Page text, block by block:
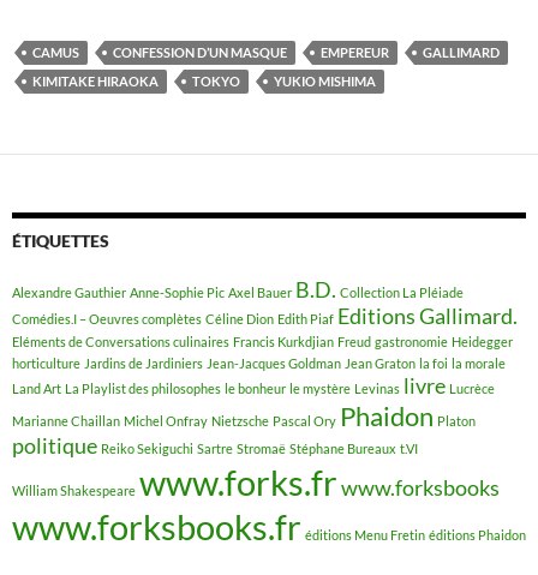
CAMUS CONFESSION D’UN MASQUE EMPEREUR
GALLIMARD
KIMITAKE HIRAOKA
TOKYO YUKIO MISHIMA
ÉTIQUETTES
Alexandre Gauthier Anne-Sophie Pic Axel Bauer B.D. Collection La Pléiade
Comédies.I – Oeuvres complètes Céline Dion Edith Piaf Editions Gallimard.
Eléments de Conversations culinaires Francis Kurkdjian Freud gastronomie Heidegger
horticulture Jardins de Jardiniers Jean-Jacques Goldman Jean Graton la foi la morale
Land Art La Playlist des philosophes le bonheur le mystère Levinas livre Lucrèce
Marianne Chaillan Michel Onfray Nietzsche Pascal Ory Phaidon Platon
politique Reiko Sekiguchi Sartre Stromaë Stéphane Bureaux t.VI
William Shakespeare www.forks.frwww.forksbooks
www.forksbooks.fr éditions Menu Fretin éditions Phaidon